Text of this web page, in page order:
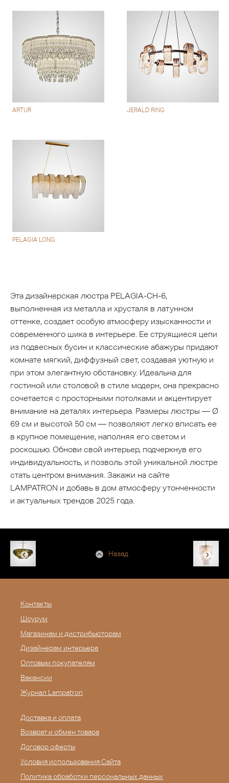
ARTUR JERALD RING
PELAGIA LONG
Эта дизайнерская люстра PELAGIA-CH-6,
выполненная из металла и хрусталя в латунном
оттенке, создает особую атмосферу изысканности и
современного шика в интерьере. Ее струящиеся цепи
из подвесных бусин и классические абажуры придают
комнате мягкий, диффузный свет, создавая уютную и
при этом элегантную обстановку. Идеальна для
гостиной или столовой в стиле модерн, она прекрасно
сочетается с просторными потолками и акцентирует
внимание на деталях интерьера. Размеры люстры — Ø
69 см и высотой 50 см — позволяют легко вписать ее
в крупное помещение, наполняя его светом и
роскошью. Обнови свой интерьер, подчеркнув его
индивидуальность, и позволь этой уникальной люстре
стать центром внимания. Закажи на сайте
LAMPATRON и добавь в дом атмосферу утонченности
и актуальных трендов 2025 года.
Назад
Контакты
Шоурум
Магазинам и дистрибьюторам
Дизайнерам интерьера
Оптовым покупателям
Вакансии
Журнал Lampatron
Доставка и оплата
Возврат и обмен товара
Договор оферты
Условия использования Сайта
Политика обработки персональных данных